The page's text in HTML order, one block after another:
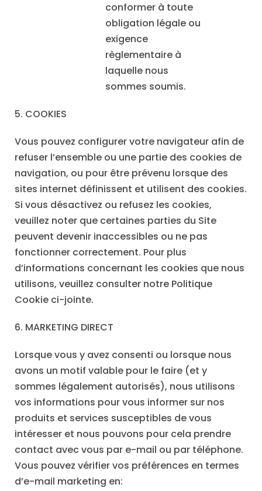
conformer à toute
obligation légale ou
exigence
règlementaire à
laquelle nous
sommes soumis.
5. COOKIES
Vous pouvez configurer votre navigateur afin de
refuser l’ensemble ou une partie des cookies de
navigation, ou pour être prévenu lorsque des
sites internet définissent et utilisent des cookies.
Si vous désactivez ou refusez les cookies,
veuillez noter que certaines parties du Site
peuvent devenir inaccessibles ou ne pas
fonctionner correctement. Pour plus
d’informations concernant les cookies que nous
utilisons, veuillez consulter notre Politique
Cookie ci-jointe.
6. MARKETING DIRECT
Lorsque vous y avez consenti ou lorsque nous
avons un motif valable pour le faire (et y
sommes légalement autorisés), nous utilisons
vos informations pour vous informer sur nos
produits et services susceptibles de vous
intéresser et nous pouvons pour cela prendre
contact avec vous par e-mail ou par téléphone.
Vous pouvez vérifier vos préférences en termes
d’e-mail marketing en: